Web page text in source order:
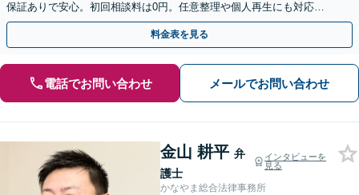
保証ありで安心。初回相談料は0円。任意整理や個人再生にも対応
【土日祝日・夜間も相談受付】【費用の分割払い可】
料金表を見る
電話でお問い合わせ メールでお問い合わせ
金山 耕平 弁
護士
インタビューを
見る
かなやま総合法律事務所